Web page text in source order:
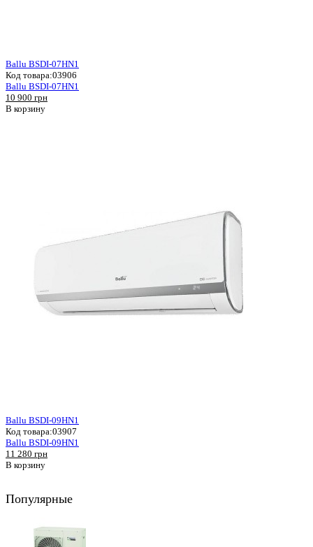
Ballu BSDI-07HN1
Код товара:03906
Ballu BSDI-07HN1
10 900 грн
В корзину
Ballu BSDI-09HN1
Код товара:03907
Ballu BSDI-09HN1
11 280 грн
В корзину
Популярные